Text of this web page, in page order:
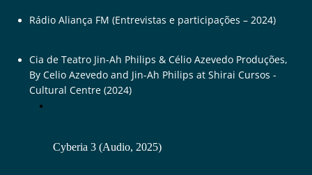
Rádio Aliança FM (Entrevistas e participações – 2024)
Cia de Teatro Jin-Ah Philips & Célio Azevedo Produções,
By Celio Azevedo and Jin-Ah Philips at Shirai Cursos -
Cultural Centre (2024)
Cyberia 3 (Audio, 2025)